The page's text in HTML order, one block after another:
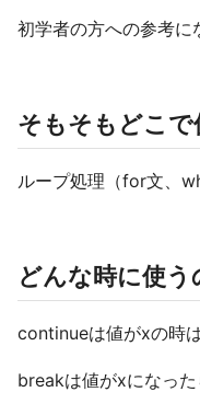
初学者の方への参考に
そもそもどこで
ループ処理（for文、
どんな時に使う
continueは値がxの時
breakは値がxになっ